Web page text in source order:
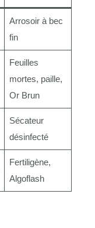
Arrosoir à bec
fin
Feuilles
mortes, paille,
Or Brun
Sécateur
désinfecté
Fertiligène,
Algoflash